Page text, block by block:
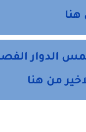
الدوار
من هنا